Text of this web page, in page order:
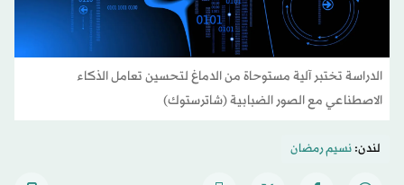
الدراسة تختبر آلية مستوحاة من الدماغ لتحسين تعامل الذكاء
الاصطناعي مع الصور الضبابية (شاترستوك)
لندن:نسيم رمضان